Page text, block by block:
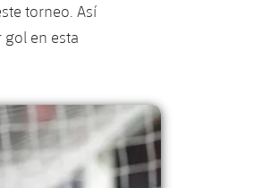
torneo. Así
en esta